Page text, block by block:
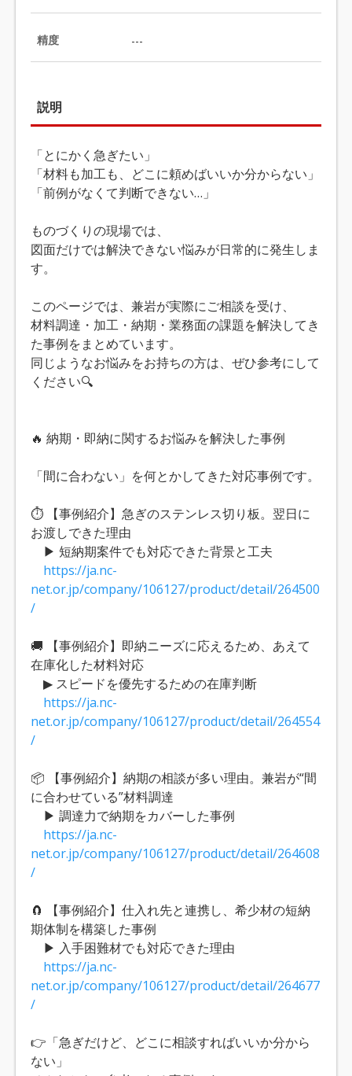
精度 ---
説明
「とにかく急ぎたい」
「材料も加工も、どこに頼めばいいか分からない」
「前例がなくて判断できない…」
ものづくりの現場では、
図面だけでは解決できない悩みが日常的に発生しま
す。
このページでは、兼岩が実際にご相談を受け、
材料調達・加工・納期・業務面の課題を解決してき
た事例をまとめています。
同じようなお悩みをお持ちの方は、ぜひ参考にして
ください🔍
🔥 納期・即納に関するお悩みを解決した事例
「間に合わない」を何とかしてきた対応事例です。
⏱ 【事例紹介】急ぎのステンレス切り板。翌日に
お渡しできた理由
▶ 短納期案件でも対応できた背景と工夫
https://ja.nc-
net.or.jp/company/106127/product/detail/264500
/
🚚 【事例紹介】即納ニーズに応えるため、あえて
在庫化した材料対応
▶ スピードを優先するための在庫判断
https://ja.nc-
net.or.jp/company/106127/product/detail/264554
/
📦 【事例紹介】納期の相談が多い理由。兼岩が“間
に合わせている”材料調達
▶ 調達力で納期をカバーした事例
https://ja.nc-
net.or.jp/company/106127/product/detail/264608
/
🧲 【事例紹介】仕入れ先と連携し、希少材の短納
期体制を構築した事例
▶ 入手困難材でも対応できた理由
https://ja.nc-
net.or.jp/company/106127/product/detail/264677
/
👉「急ぎだけど、どこに相談すればいいか分から
ない」